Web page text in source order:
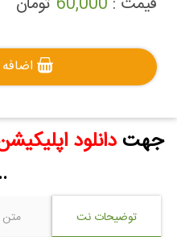
جهتدانلود
توضیحات نت